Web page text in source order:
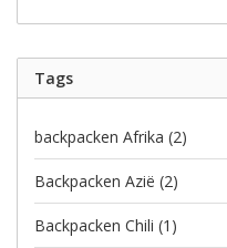
Tags
backpacken Afrika (2)
Backpacken Azië (2)
Backpacken Chili (1)